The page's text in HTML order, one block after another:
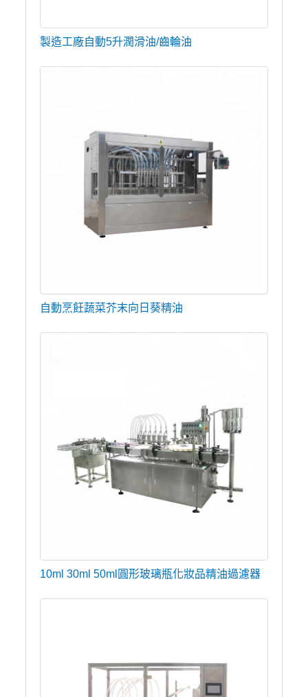
製造工廠自動5升潤滑油/齒輪油
自動烹飪蔬菜芥末向日葵精油
10ml 30ml 50ml圓形玻璃瓶化妝品精油過濾器